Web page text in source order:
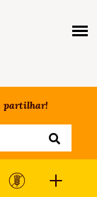
partilhar!